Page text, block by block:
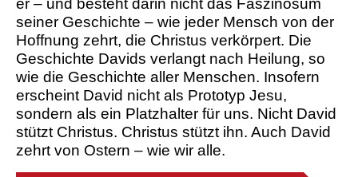
er – und besteht darin nicht das Faszinosum
seiner Geschichte – wie jeder Mensch von der
Hoffnung zehrt, die Christus verkörpert. Die
Geschichte Davids verlangt nach Heilung, so
wie die Geschichte aller Menschen. Insofern
erscheint David nicht als Prototyp Jesu,
sondern als ein Platzhalter für uns. Nicht David
stützt Christus. Christus stützt ihn. Auch David
zehrt von Ostern – wie wir alle.